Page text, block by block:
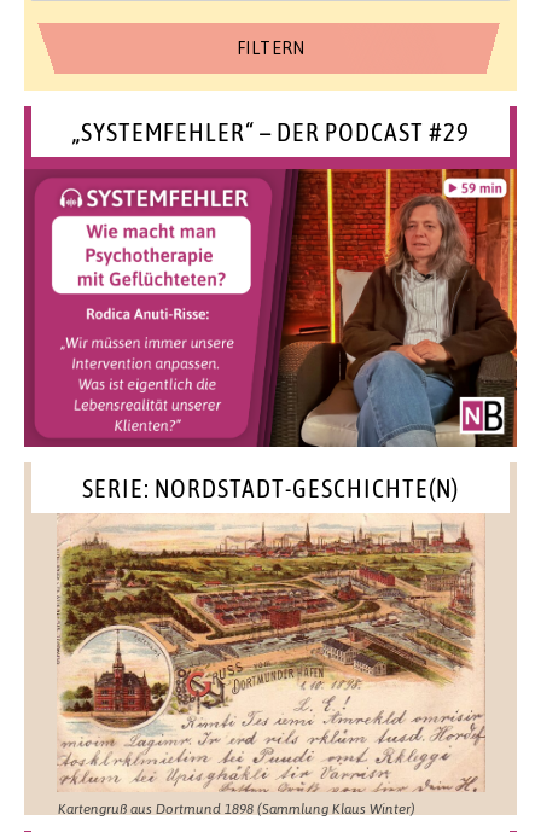
„SYSTEMFEHLER“ – DER PODCAST #29
SERIE: NORDSTADT-GESCHICHTE(N)
Kartengruß aus Dortmund 1898 (Sammlung Klaus Winter)